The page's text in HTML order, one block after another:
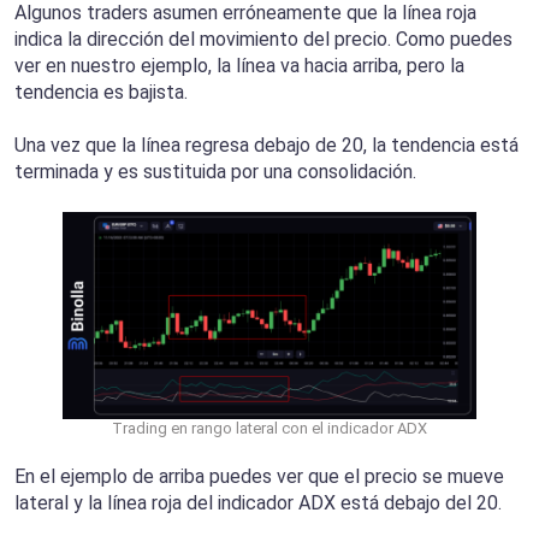
Algunos traders asumen erróneamente que la línea roja
indica la dirección del movimiento del precio. Como puedes
ver en nuestro ejemplo, la línea va hacia arriba, pero la
tendencia es bajista.
Una vez que la línea regresa debajo de 20, la tendencia está
terminada y es sustituida por una consolidación.
Trading en rango lateral con el indicador ADX
En el ejemplo de arriba puedes ver que el precio se mueve
lateral y la línea roja del indicador ADX está debajo del 20.